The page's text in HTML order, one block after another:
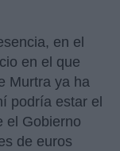
en el
en el que
Murtra ya ha
podría estar el
el Gobierno
de euros